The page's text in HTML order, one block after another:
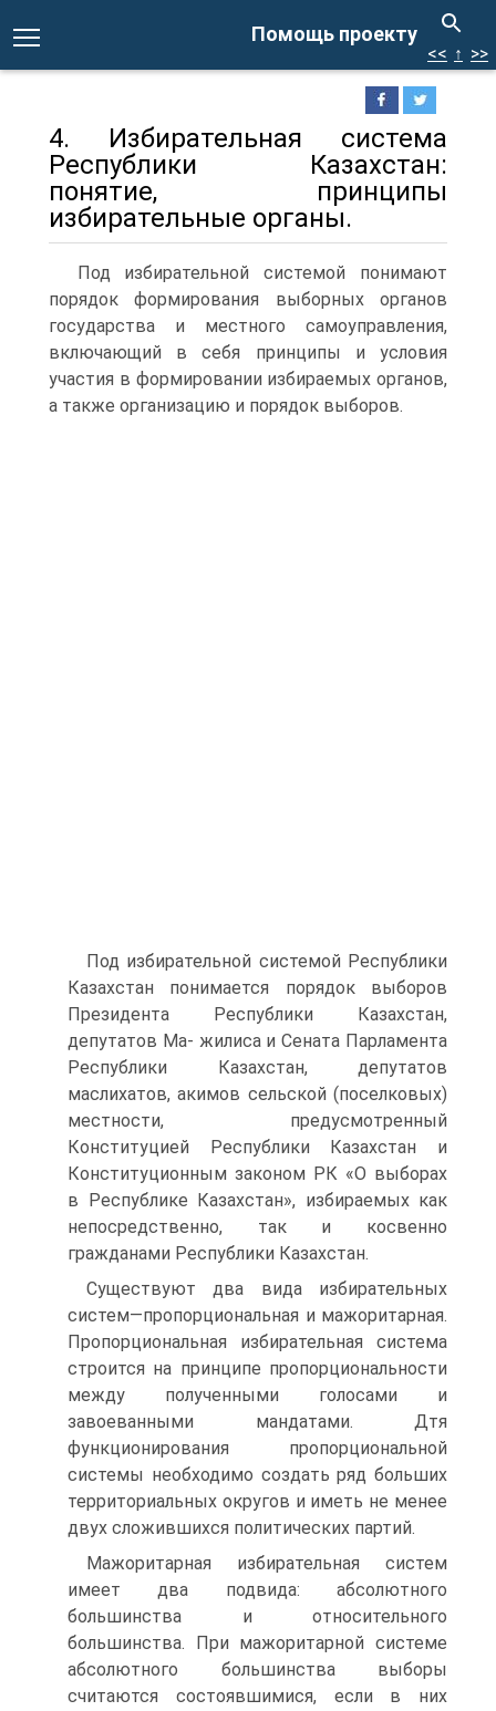
Помощь проекту
<< ↑ >>
4. Избирательная система
Республики Казахстан:
понятие, принципы
избирательные органы.
Под избирательной системой понимают
порядок формирования выборных органов
государства и местного самоуправления,
включающий в себя принципы и условия
участия в формировании избираемых органов,
а также организацию и порядок выборов.
Под избирательной системой Республики
Казахстан понимается порядок выборов
Президента Республики Казахстан,
депутатов Ма- жилиса и Сената Парламента
Республики Казахстан, депутатов
маслихатов, акимов сельской (поселковых)
местности, предусмотренный
Конституцией Республики Казахстан и
Конституционным законом РК «О выборах
в Республике Казахстан», избираемых как
непосредственно, так и косвенно
гражданами Республики Казахстан.
Существуют два вида избирательных
систем—пропорциональная и мажоритарная.
Пропорциональная избирательная система
строится на принципе пропорциональности
между полученными голосами и
завоеванными мандатами. Дтя
функционирования пропорциональной
системы необходимо создать ряд больших
территориальных округов и иметь не менее
двух сложившихся политических партий.
Мажоритарная избирательная систем
имеет два подвида: абсолютного
большинства и относительного
большинства. При мажоритарной системе
абсолютного большинства выборы
считаются состоявшимися, если в них